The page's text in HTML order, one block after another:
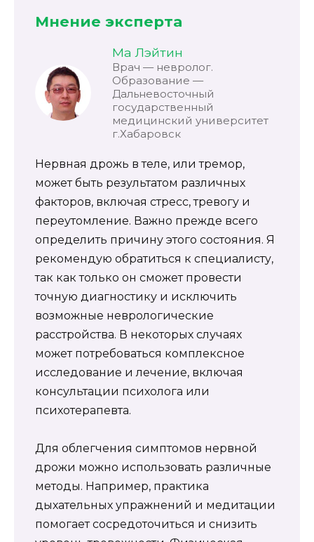
Мнение эксперта
Ма Лэйтин
Врач — невролог.
Образование —
Дальневосточный
государственный
медицинский университет
г.Хабаровск
Нервная дрожь в теле, или тремор,
может быть результатом различных
факторов, включая стресс, тревогу и
переутомление. Важно прежде всего
определить причину этого состояния. Я
рекомендую обратиться к специалисту,
так как только он сможет провести
точную диагностику и исключить
возможные неврологические
расстройства. В некоторых случаях
может потребоваться комплексное
исследование и лечение, включая
консультации психолога или
психотерапевта.
Для облегчения симптомов нервной
дрожи можно использовать различные
методы. Например, практика
дыхательных упражнений и медитации
помогает сосредоточиться и снизить